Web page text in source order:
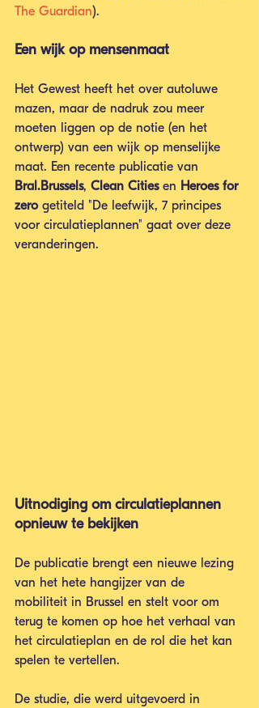
The Guardian).
Een wijk op mensenmaat
Het Gewest heeft het over autoluwe
mazen, maar de nadruk zou meer
moeten liggen op de notie (en het
ontwerp) van een wijk op menselijke
maat. Een recente publicatie van
Bral.Brussels, Clean Cities en Heroes for
zero getiteld "De leefwijk, 7 principes
voor circulatieplannen" gaat over deze
veranderingen.
Uitnodiging om circulatieplannen
opnieuw te bekijken
De publicatie brengt een nieuwe lezing
van het hete hangijzer van de
mobiliteit in Brussel en stelt voor om
terug te komen op hoe het verhaal van
het circulatieplan en de rol die het kan
spelen te vertellen.
De studie, die werd uitgevoerd in